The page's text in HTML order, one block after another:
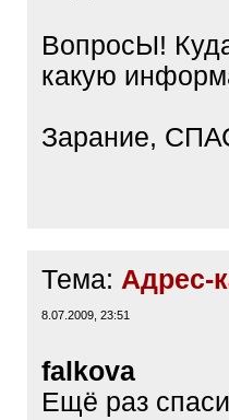
ВопросЫ!
какую
Зарание,
Тема: Адрес-
8.07.2009, 23:51
falkova
Ещё раз